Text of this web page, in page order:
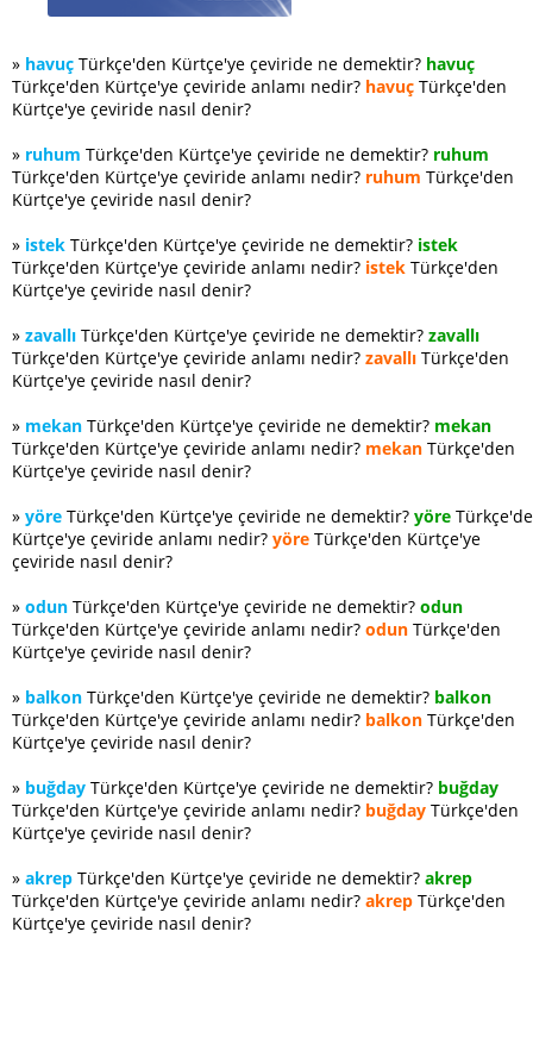
» havuç Türkçe'den Kürtçe'ye çeviride ne demektir? havuç
Türkçe'den Kürtçe'ye çeviride anlamı nedir? havuç Türkçe'den
Kürtçe'ye çeviride nasıl denir?
» ruhum Türkçe'den Kürtçe'ye çeviride ne demektir? ruhum
Türkçe'den Kürtçe'ye çeviride anlamı nedir? ruhum Türkçe'den
Kürtçe'ye çeviride nasıl denir?
» istek Türkçe'den Kürtçe'ye çeviride ne demektir? istek
Türkçe'den Kürtçe'ye çeviride anlamı nedir? istek Türkçe'den
Kürtçe'ye çeviride nasıl denir?
» zavallı Türkçe'den Kürtçe'ye çeviride ne demektir? zavallı
Türkçe'den Kürtçe'ye çeviride anlamı nedir? zavallı Türkçe'den
Kürtçe'ye çeviride nasıl denir?
» mekan Türkçe'den Kürtçe'ye çeviride ne demektir? mekan
Türkçe'den Kürtçe'ye çeviride anlamı nedir? mekan Türkçe'den
Kürtçe'ye çeviride nasıl denir?
» yöre Türkçe'den Kürtçe'ye çeviride ne demektir? yöre
Kürtçe'ye çeviride anlamı nedir? yöre Türkçe'den Kürtçe'ye
çeviride nasıl denir?
» odun Türkçe'den Kürtçe'ye çeviride ne demektir? odun
Türkçe'den Kürtçe'ye çeviride anlamı nedir? odun Türkçe'den
Kürtçe'ye çeviride nasıl denir?
» balkon Türkçe'den Kürtçe'ye çeviride ne demektir? balkon
Türkçe'den Kürtçe'ye çeviride anlamı nedir? balkon Türkçe'den
Kürtçe'ye çeviride nasıl denir?
» buğday Türkçe'den Kürtçe'ye çeviride ne demektir? buğday
Türkçe'den Kürtçe'ye çeviride anlamı nedir? buğday Türkçe'den
Kürtçe'ye çeviride nasıl denir?
» akrep Türkçe'den Kürtçe'ye çeviride ne demektir? akrep
Türkçe'den Kürtçe'ye çeviride anlamı nedir? akrep Türkçe'den
Kürtçe'ye çeviride nasıl denir?